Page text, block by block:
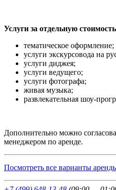
Услуги за отдельную
тематическое оформление;
услуги экскурсовода на
услуги диджея;
услуги ведущего;
услуги фотографа;
живая музыка;
развлекательная шоу-
Дополнительно можно
менеджером по аренде.
Посмотреть все варианты